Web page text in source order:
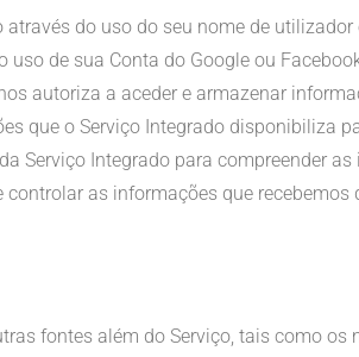
do uso do seu nome de
uso de sua Conta do Google ou
autoriza a aceder e armazenar
que o Serviço Integrado disponibiliza
Serviço Integrado para compreender
as informações que
fontes além do Serviço, tais como os